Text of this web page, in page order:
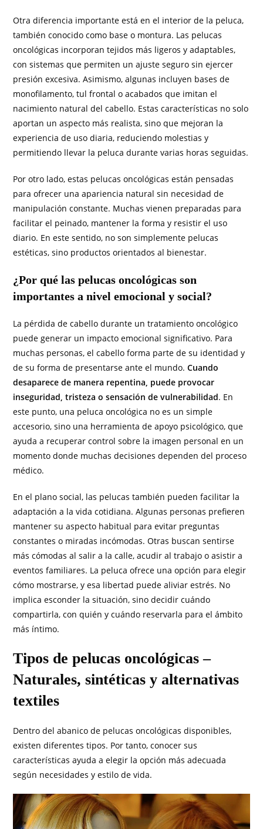
Otra diferencia importante está en el interior de la peluca,
también conocido como base o montura. Las pelucas
oncológicas incorporan tejidos más ligeros y adaptables,
con sistemas que permiten un ajuste seguro sin ejercer
presión excesiva. Asimismo, algunas incluyen bases de
monofilamento, tul frontal o acabados que imitan el
nacimiento natural del cabello. Estas características no solo
aportan un aspecto más realista, sino que mejoran la
experiencia de uso diaria, reduciendo molestias y
permitiendo llevar la peluca durante varias horas seguidas.
Por otro lado, estas pelucas oncológicas están pensadas
para ofrecer una apariencia natural sin necesidad de
manipulación constante. Muchas vienen preparadas para
facilitar el peinado, mantener la forma y resistir el uso
diario. En este sentido, no son simplemente pelucas
estéticas, sino productos orientados al bienestar.
¿Por qué las pelucas oncológicas son
importantes a nivel emocional y social?
La pérdida de cabello durante un tratamiento oncológico
puede generar un impacto emocional significativo. Para
muchas personas, el cabello forma parte de su identidad y
de su forma de presentarse ante el mundo.Cuando
desaparece de manera repentina, puede provocar
inseguridad, tristeza o sensación de vulnerabilidad. En
este punto, una peluca oncológica no es un simple
accesorio, sino una herramienta de apoyo psicológico, que
ayuda a recuperar control sobre la imagen personal en un
momento donde muchas decisiones dependen del proceso
médico.
En el plano social, las pelucas también pueden facilitar la
adaptación a la vida cotidiana. Algunas personas prefieren
mantener su aspecto habitual para evitar preguntas
constantes o miradas incómodas. Otras buscan sentirse
más cómodas al salir a la calle, acudir al trabajo o asistir a
eventos familiares. La peluca ofrece una opción para elegir
cómo mostrarse, y esa libertad puede aliviar estrés. No
implica esconder la situación, sino decidir cuándo
compartirla, con quién y cuándo reservarla para el ámbito
más íntimo.
Tipos de pelucas oncológicas –
Naturales, sintéticas y alternativas
textiles
Dentro del abanico de pelucas oncológicas disponibles,
existen diferentes tipos. Por tanto, conocer sus
características ayuda a elegir la opción más adecuada
según necesidades y estilo de vida.